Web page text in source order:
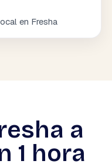
en Fresha
a
1 hora